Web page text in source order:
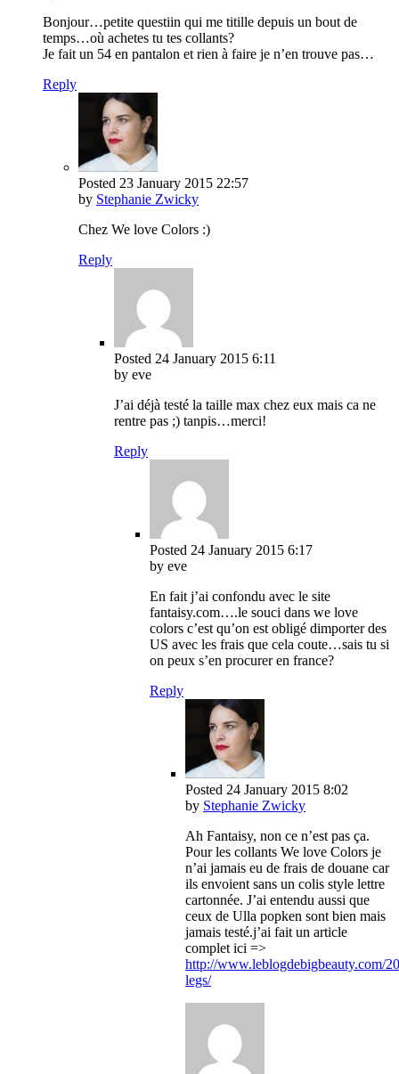
Bonjour…petite questiin qui me titille depuis un bout de
temps…où achetes tu tes collants?
Je fait un 54 en pantalon et rien à faire je n’en trouve pas…
Reply
Posted 23 January 2015 22:57
by Stephanie Zwicky
Chez We love Colors :)
Reply
Posted 24 January 2015 6:11
by eve
J’ai déjà testé la taille max chez eux mais ca ne
rentre pas ;) tanpis…merci!
Reply
Posted 24 January 2015 6:17
by eve
En fait j’ai confondu avec le site
fantaisy.com….le souci dans we love
colors c’est qu’on est obligé dimporter des
US avec les frais que cela coute…sais tu si
on peux s’en procurer en france?
Reply
Posted 24 January 2015 8:02
by Stephanie Zwicky
Ah Fantaisy, non ce n’est pas ça.
Pour les collants We love Colors je
n’ai jamais eu de frais de douane car
ils envoient sans un colis style lettre
cartonnée. J’ai entendu aussi que
ceux de Ulla popken sont bien mais
jamais testé.j’ai fait un article
complet ici =>
http://www.leblogdebigbeauty.com/
legs/